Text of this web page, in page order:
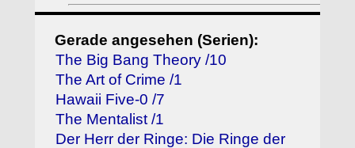
Gerade angesehen (Serien):
The Big Bang Theory /10
The Art of Crime /1
Hawaii Five-0 /7
The Mentalist /1
Der Herr der Ringe: Die Ringe der